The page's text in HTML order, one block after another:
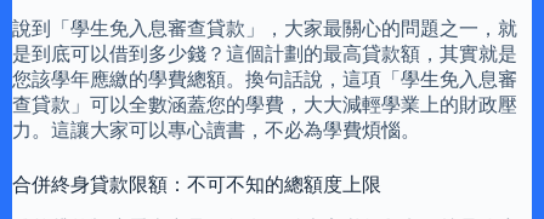
說到「學生免入息審查貸款」，大家最關心的問題之一，就
是到底可以借到多少錢？這個計劃的最高貸款額，其實就是
您該學年應繳的學費總額。換句話說，這項「學生免入息審
查貸款」可以全數涵蓋您的學費，大大減輕學業上的財政壓
力。這讓大家可以專心讀書，不必為學費煩惱。
合併終身貸款限額：不可不知的總額度上限